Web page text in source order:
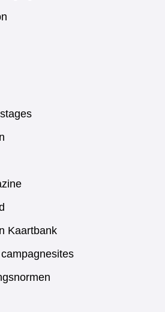
(verwijst
andere
website)
Kaartbank(verwijst
naar